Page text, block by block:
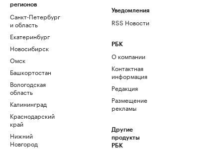
регионов
Санкт-Петербург
и область
Екатеринбург
Новосибирск
Омск
Башкортостан
Вологодская
область
Калининград
Краснодарский
край
Нижний
Новгород
Уведомления
RSS Новости
РБК
О компании
Контактная
информация
Редакция
Размещение
рекламы
Другие
продукты
РБК